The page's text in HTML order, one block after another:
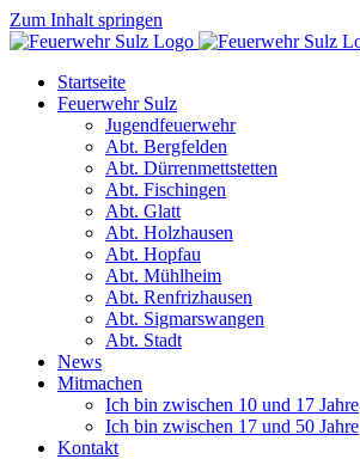
Zum Inhalt springen
Startseite
Feuerwehr Sulz
Jugendfeuerwehr
Abt. Bergfelden
Abt. Dürrenmettstetten
Abt. Fischingen
Abt. Glatt
Abt. Holzhausen
Abt. Hopfau
Abt. Mühlheim
Abt. Renfrizhausen
Abt. Sigmarswangen
Abt. Stadt
News
Mitmachen
Ich bin zwischen 10 und 17 Jahre
Ich bin zwischen 17 und 50 Jahre
Kontakt